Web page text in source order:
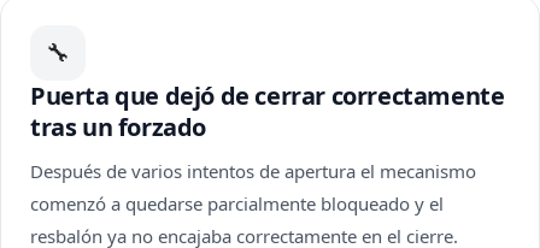
🔧
Puerta que dejó de cerrar correctamente
tras un forzado
Después de varios intentos de apertura el mecanismo
comenzó a quedarse parcialmente bloqueado y el
resbalón ya no encajaba correctamente en el cierre.